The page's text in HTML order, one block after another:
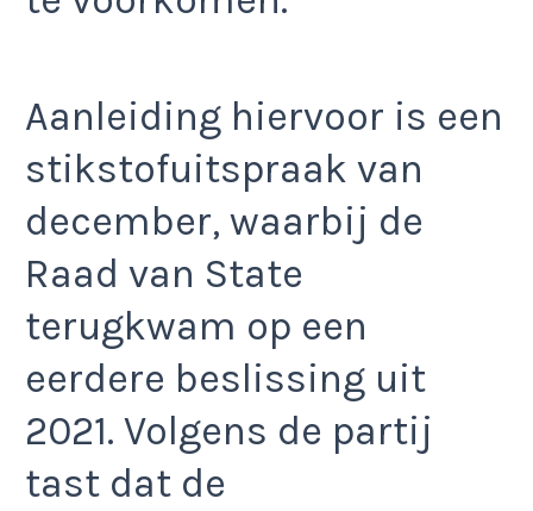
Aanleiding hiervoor is een
stikstofuitspraak van
december, waarbij de
Raad van State
terugkwam op een
eerdere beslissing uit
2021. Volgens de partij
tast dat de